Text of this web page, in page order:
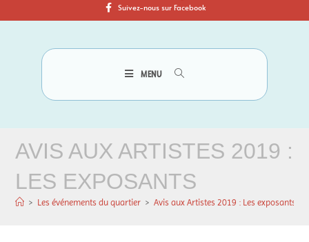
Suivez-nous sur Facebook
MENU
AVIS AUX ARTISTES 2019 :
LES EXPOSANTS
> Les événements du quartier > Avis aux Artistes 2019 : Les exposants